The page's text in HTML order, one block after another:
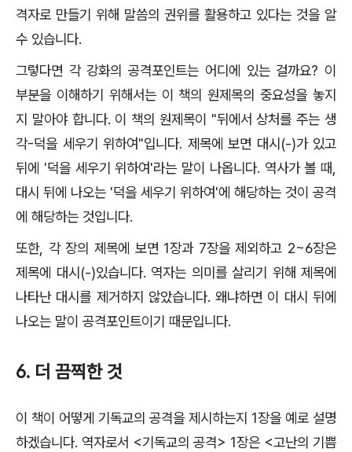
격자로 만들기 위해 말씀의 권위를 활용하고 있다는 것을 알
수 있습니다.
그렇다면 각 강화의 공격포인트는 어디에 있는 걸까요? 이
부분을 이해하기 위해서는 이 책의 원제목의 중요성을 놓지
지 말아야 합니다. 이 책의 원제목이 "뒤에서 상처를 주는 생
각-덕을 세우기 위하여"입니다. 제목에 보면 대시(-)가 있고
뒤에 '덕을 세우기 위하여'라는 말이 나옵니다. 역사가 볼 때,
대시 뒤에 나오는 '덕을 세우기 위하여'에 해당하는 것이 공격
에 해당하는 것입니다.
또한, 각 장의 제목에 보면 1장과 7장을 제외하고 2~6장은
제목에 대시(-)있습니다. 역자는 의미를 살리기 위해 제목에
나타난 대시를 제거하지 않았습니다. 왜냐하면 이 대시 뒤에
나오는 말이 공격포인트이기 때문입니다.
6. 더 끔찍한 것
이 책이 어떻게 기독교의 공격을 제시하는지 1장을 예로 설명
하겠습니다. 역자로서 <기독교의 공격> 1장은 <고난의 기쁨